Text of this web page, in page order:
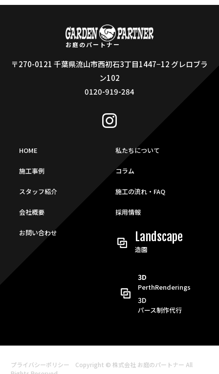
お庭のパートナー
〒270-0121 千葉県流山市西初石3丁目1447−12 グレロブラ
ン102
0120-919-284
HOME 私たちについて
施工事例 コラム
スタッフ紹介 施工の流れ・FAQ
会社概要 採用情報
お問い合わせ Landscape
造園
3D
PerthRenderings
3D
パース制作代行
プライバシーポリシー Copyright © 株式会社 お庭のパートナー All